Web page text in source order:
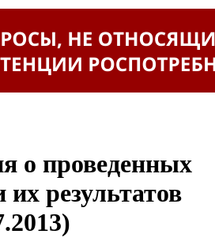
о проведенных
их результатов